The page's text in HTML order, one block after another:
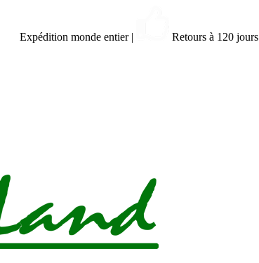
Expédition monde entier | Retours à 120 jours